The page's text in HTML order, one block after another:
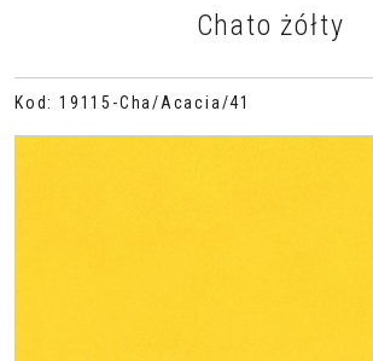
Chato żółty
Kod : 19115-Cha/Acacia/41